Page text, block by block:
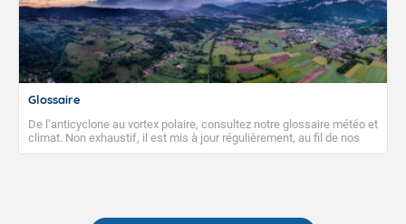
Glossaire
De l’anticyclone au vortex polaire, consultez notre glossaire météo et
climat. Non exhaustif, il est mis à jour régulièrement, au fil de nos
publications. Vous y trouverez également des liens utiles vers nos